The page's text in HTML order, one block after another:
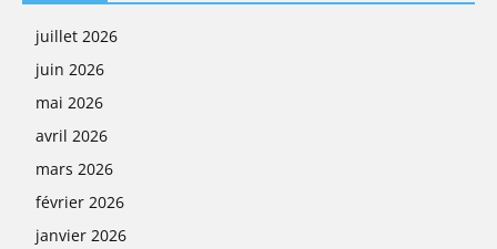
juillet 2026
juin 2026
mai 2026
avril 2026
mars 2026
février 2026
janvier 2026